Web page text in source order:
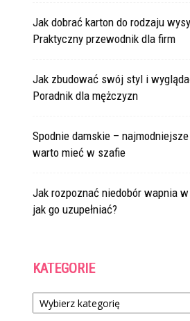
Jak dobrać karton do rodzaju
Praktyczny przewodnik dla firm
Jak zbudować swój styl i
Poradnik dla mężczyzn
Spodnie damskie –
warto mieć w szafie
Jak rozpoznać niedobór wapnia
jak go uzupełniać?
KATEGORIE
Kategorie